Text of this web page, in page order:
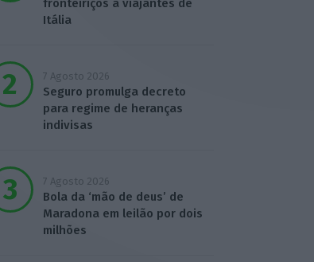
fronteiriços a viajantes de
Itália
7 Agosto 2026
Seguro promulga decreto
para regime de heranças
indivisas
7 Agosto 2026
Bola da ‘mão de deus’ de
Maradona em leilão por dois
milhões